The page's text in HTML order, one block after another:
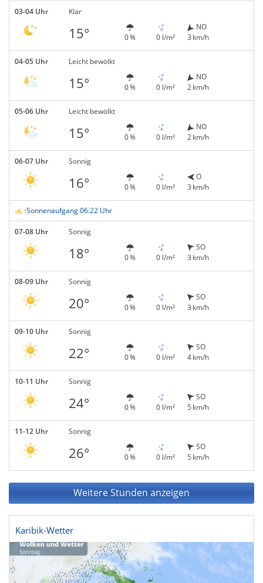
03-04 Uhr Klar
15° 0 % 0 l/m²
NO
3 km/h
04-05 Uhr Leicht bewölkt
15° 0 % 0 l/m²
NO
2 km/h
05-06 Uhr Leicht bewölkt
15° 0 % 0 l/m²
NO
2 km/h
06-07 Uhr Sonnig
16° 0 % 0 l/m²
O
3 km/h
Sonnenaufgang 06:22 Uhr
07-08 Uhr Sonnig
18° 0 % 0 l/m²
SO
3 km/h
08-09 Uhr Sonnig
20° 0 % 0 l/m²
SO
3 km/h
09-10 Uhr Sonnig
22° 0 % 0 l/m²
SO
4 km/h
10-11 Uhr Sonnig
24° 0 % 0 l/m²
SO
5 km/h
11-12 Uhr Sonnig
26° 0 % 0 l/m²
SO
5 km/h
Weitere Stunden anzeigen
Karibik-Wetter